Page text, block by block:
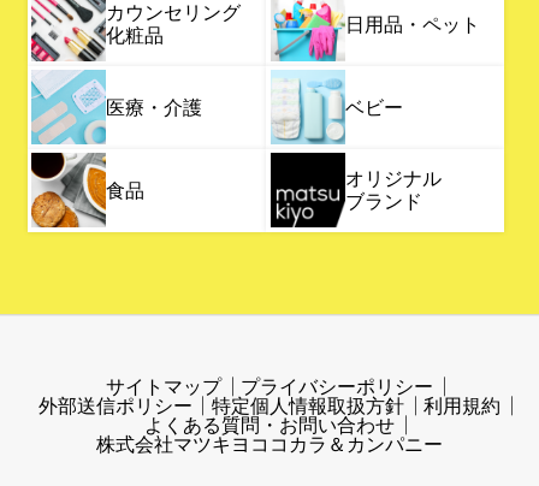
カウンセリング
化粧品
日用品・ペット
医療・介護 ベビー
食品
オリジナル
ブランド
サイトマップ
プライバシーポリシー
外部送信ポリシー
特定個人情報取扱方針
利用規約
よくある質問・お問い合わせ
株式会社マツキヨココカラ＆カンパニー